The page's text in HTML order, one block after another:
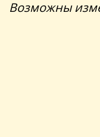
Возможны